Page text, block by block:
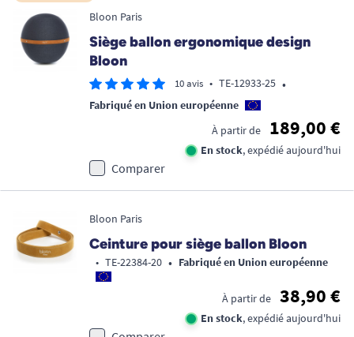
Bloon Paris
Siège ballon ergonomique design
Bloon
10 avis • TE-12933-25 •
Fabriqué en Union européenne
À partir de
189,00 €
En stock, expédié aujourd'hui
Comparer
Bloon Paris
Ceinture pour siège ballon Bloon
• TE-22384-20 • Fabriqué en Union européenne
À partir de 38,90 €
En stock, expédié aujourd'hui